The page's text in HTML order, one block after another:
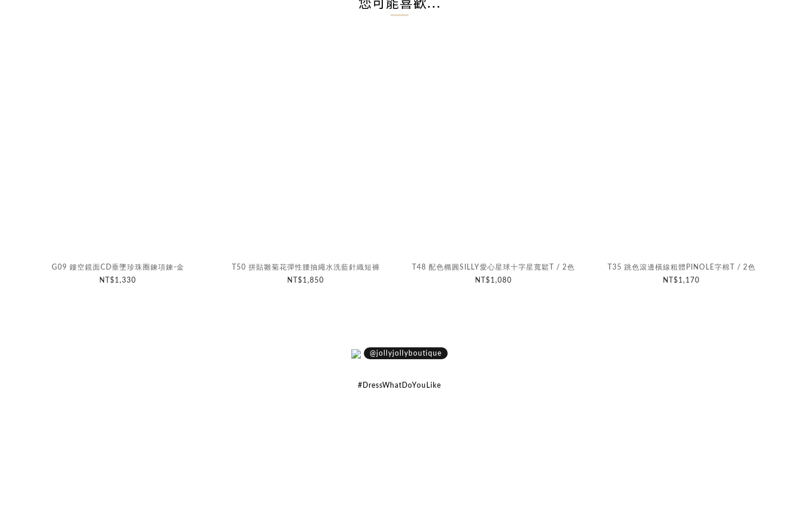
G09 鏤空鏡面CD垂墜珍珠圈鍊項鍊-金
NT$1,330
T50 拼貼雛菊花彈性腰抽繩水洗藍針織短褲
NT$1,850
T48 配色橢圓SILLY愛心星球十字星寬鬆T / 2色
NT$1,080
T35 跳色滾邊橫線粗體PINOLE字棉T / 2色
NT$1,170
@jollyjollyboutique
#DressWhatDoYouLike